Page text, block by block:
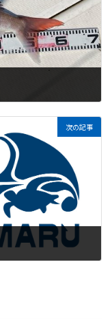
次の記事